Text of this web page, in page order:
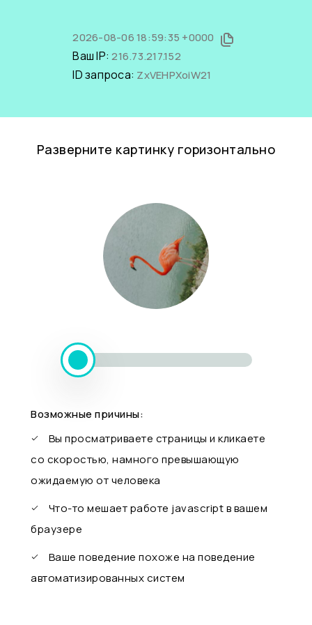
2026-08-06 18:59:35 +0000
Ваш IP:216.73.217.152
ID запроса: ZxVEHPXoiW21
Разверните картинку горизонтально
Возможные причины:
Вы просматриваете страницы и кликаете
со скоростью, намного превышающую
ожидаемую от человека
Что-то мешает работе javascript в вашем
браузере
Ваше поведение похоже на поведение
автоматизированных систем